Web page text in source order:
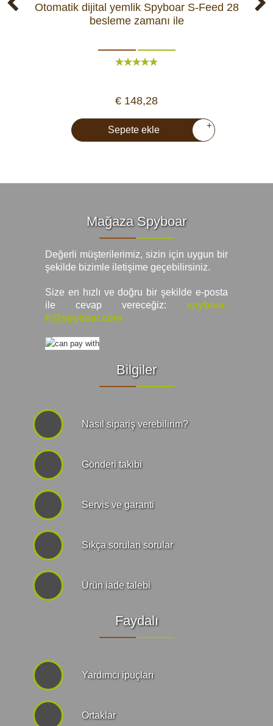
Otomatik dijital yemlik Spyboar S-Feed 28
besleme zamanı ile
€ 148,28
Sepete ekle +
Mağaza Spyboar
Değerli müşterilerimiz, sizin için uygun bir
şekilde bizimle iletişime geçebilirsiniz.
Size en hızlı ve doğru bir şekilde e-posta
ile cevap vereceğiz:
spyboar-
tr@spyboar.com
Bilgiler
Nasıl sipariş verebilirim?
Gönderi takibi
Servis ve garanti
Sıkça sorulan sorular
Ürün iade talebi
Faydalı
Yardımcı ipuçları
Ortaklar